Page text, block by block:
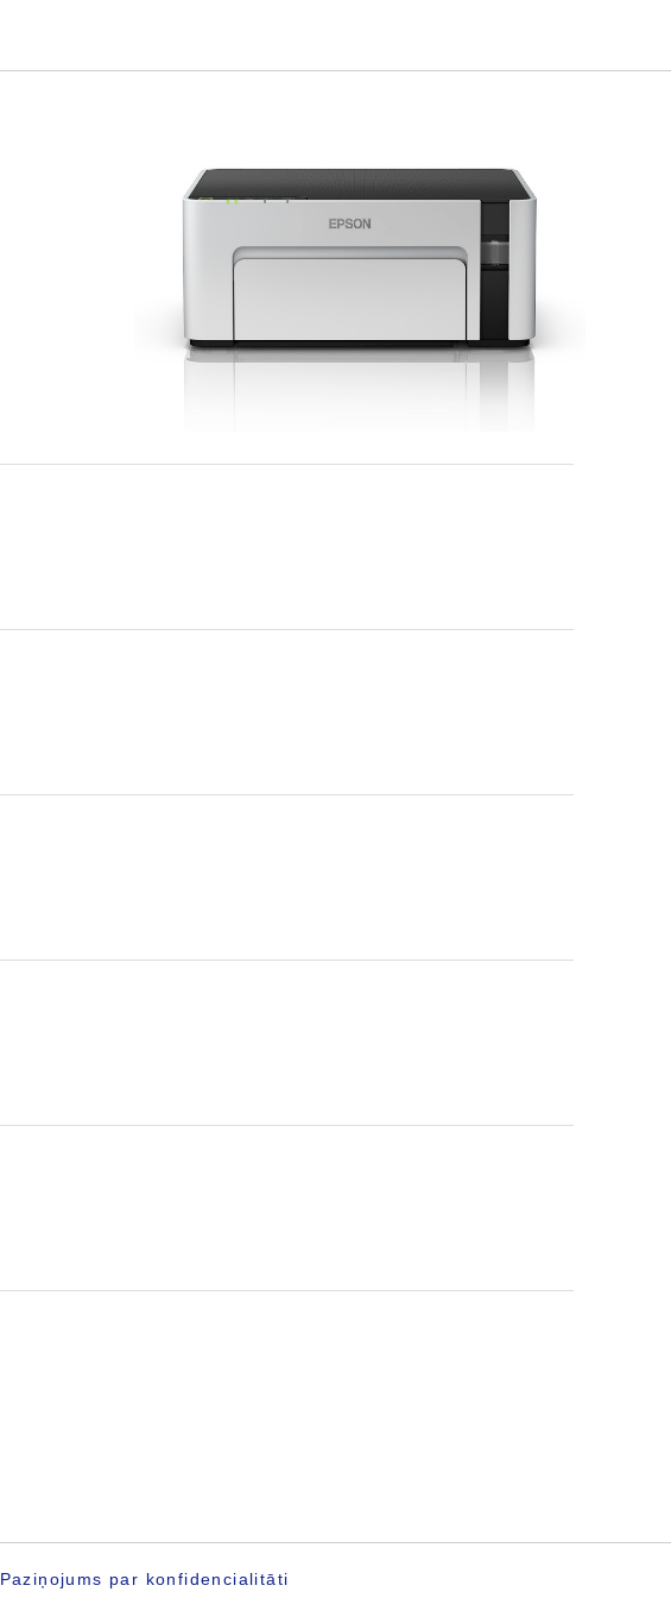
Paziņojums par konfidencialitāti